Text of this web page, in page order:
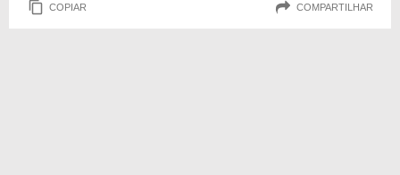
COPIAR COMPARTILHAR